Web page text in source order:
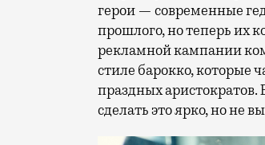
герои — современные
прошлого, но теперь их
рекламной кампании
стиле барокко, которые
праздных
сделать это ярко, но не